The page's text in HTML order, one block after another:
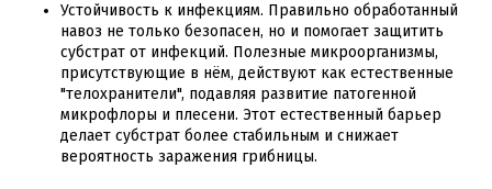
Устойчивость к инфекциям. Правильно обработанный
навоз не только безопасен, но и помогает защитить
субстрат от инфекций. Полезные микроорганизмы,
присутствующие в нём, действуют как естественные
"телохранители", подавляя развитие патогенной
микрофлоры и плесени. Этот естественный барьер
делает субстрат более стабильным и снижает
вероятность заражения грибницы.